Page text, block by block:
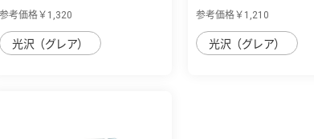
参考価格￥1,320
光沢（グレア）
参考価格￥1,210
光沢（グレア）